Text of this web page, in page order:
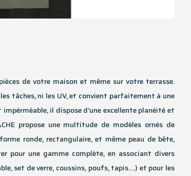
de votre maison et même sur votre terrasse.
tâches, ni les UV, et convient parfaitement à une
il dispose d’une excellente planéité et
propose une multitude de modèles ornés de
ronde, rectangulaire, et même peau de bête,
pour une gamme complète, en associant divers
set de verre, coussins, poufs, tapis….) et pour les